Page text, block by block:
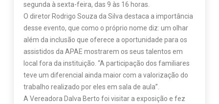
segunda à sexta-feira, das 9 às 16 horas.
O diretor Rodrigo Souza da Silva destaca a importância
desse evento, que como o próprio nome diz: um olhar
além da inclusão que oferece a oportunidade para os
assistidos da APAE mostrarem os seus talentos em
local fora da instituição. “A participação dos familiares
teve um diferencial ainda maior com a valorização do
trabalho realizado por eles em sala de aula”.
A Vereadora Dalva Berto foi visitar a exposição e fez